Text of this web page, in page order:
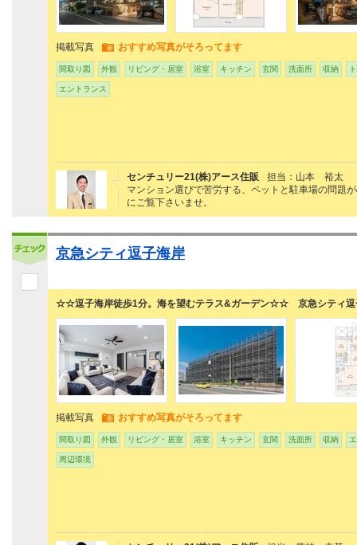
掲載写真 おすすめ写真がそろってます
間取り図 外観 リビング・居室 浴室 キッチン 玄関 洗面所 収納
エントランス
センチュリー21(株)アース住販
担当：山本 裕太
マンション選びで苦労する、ペットと駐車場の問題
にご覧下さいませ。
京急シティ逗子海岸
☆☆逗子海岸徒歩1分。海を望むテラス&ガーデン☆☆ 京急シティ逗
掲載写真 おすすめ写真がそろってます
間取り図 外観 リビング・居室 浴室 キッチン 玄関 洗面所 収納
周辺環境